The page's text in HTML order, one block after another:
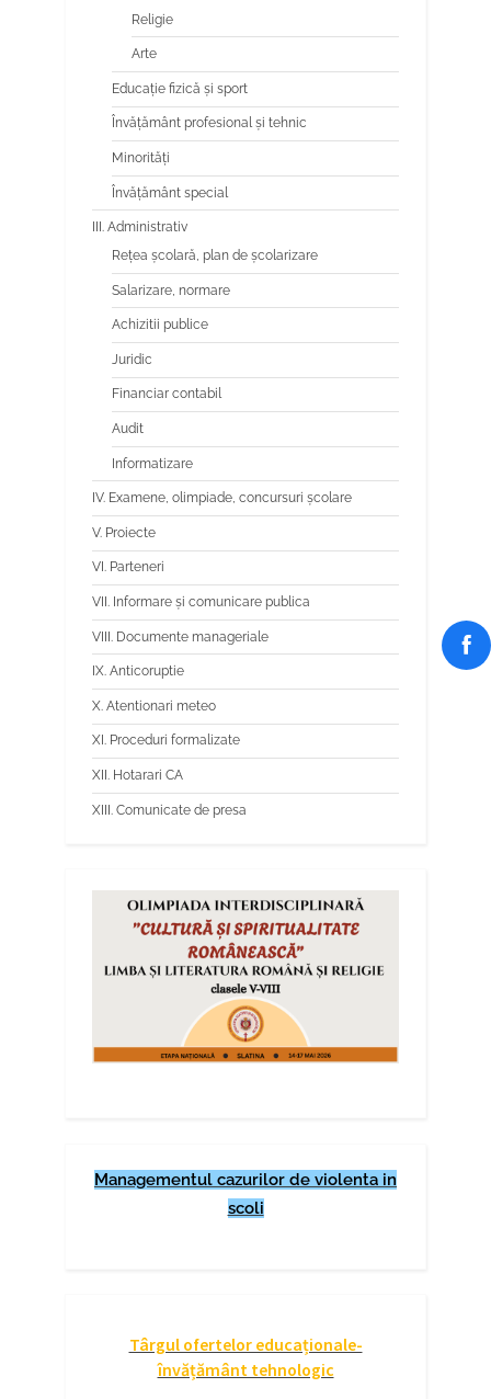
Religie
Arte
Educaţie fizică şi sport
Învăţământ profesional şi tehnic
Minorităţi
Învăţământ special
III. Administrativ
Reţea şcolară, plan de şcolarizare
Salarizare, normare
Achizitii publice
Juridic
Financiar contabil
Audit
Informatizare
IV. Examene, olimpiade, concursuri școlare
V. Proiecte
VI. Parteneri
VII. Informare și comunicare publica
VIII. Documente manageriale
IX. Anticoruptie
X. Atentionari meteo
XI. Proceduri formalizate
XII. Hotarari CA
XIII. Comunicate de presa
Managementul cazurilor de violenta in
scoli
Târgul ofertelor educaționale-
învățământ tehnologic